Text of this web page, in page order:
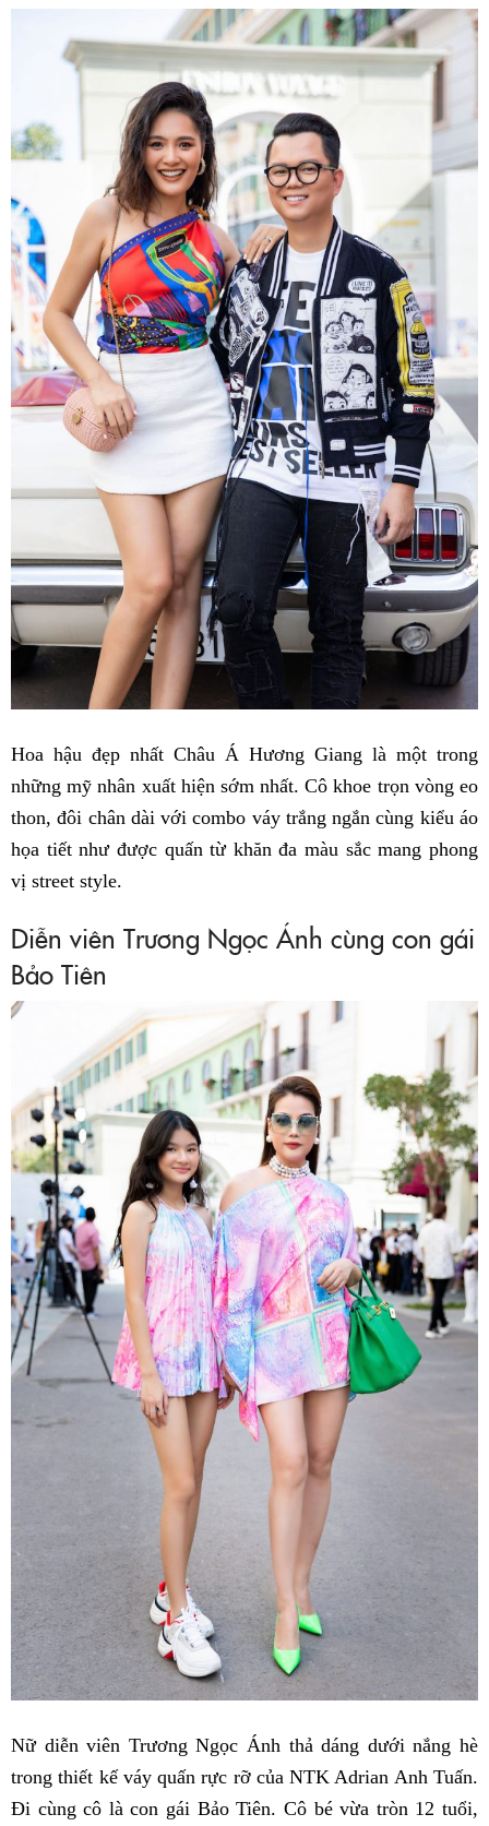
Hoa hậu đẹp nhất Châu Á Hương Giang là một trong
những mỹ nhân xuất hiện sớm nhất. Cô khoe trọn vòng eo
thon, đôi chân dài với combo váy trắng ngắn cùng kiểu áo
họa tiết như được quấn từ khăn đa màu sắc mang phong
vị street style.
Diễn viên Trương Ngọc Ánh cùng con gái
Bảo Tiên
Nữ diễn viên Trương Ngọc Ánh thả dáng dưới nắng hè
trong thiết kế váy quấn rực rỡ của NTK Adrian Anh Tuấn.
Đi cùng cô là con gái Bảo Tiên. Cô bé vừa tròn 12 tuổi,